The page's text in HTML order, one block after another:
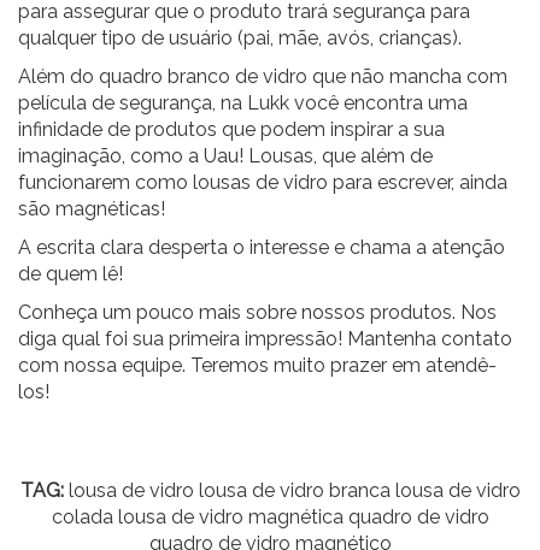
para assegurar que o produto trará segurança para
qualquer tipo de usuário (pai, mãe, avós, crianças).
Além do quadro branco de vidro que não mancha com
película de segurança, na Lukk você encontra uma
infinidade de produtos que podem inspirar a sua
imaginação, como a Uau! Lousas, que além de
funcionarem como lousas de vidro para escrever, ainda
são magnéticas!
A escrita clara desperta o interesse e chama a atenção
de quem lê!
Conheça um pouco mais sobre nossos produtos. Nos
diga qual foi sua primeira impressão! Mantenha contato
com nossa equipe. Teremos muito prazer em atendê-
los!
TAG:lousa de vidro lousa de vidro branca lousa de vidro
colada lousa de vidro magnética quadro de vidro
quadro de vidro magnético